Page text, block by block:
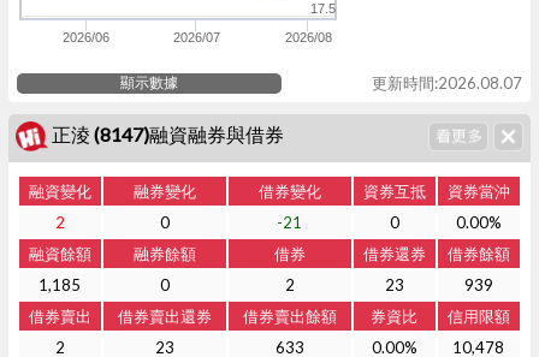
2026/06 2026/07 2026/08
17.5
顯示數據 更新時間:2026.08.07
正淩 (8147)融資融券與借券
融資變化 融券變化 借券變化 資券互抵
資券當沖
2
0 -21 0
0.00%
融資餘額
融券餘額 借券 借券還券
借券餘額
1,185
0 2 23
939
借券賣出
借券賣出還券 借券賣出餘額 券資比
信用限額
2
23 633 0.00% 10,478